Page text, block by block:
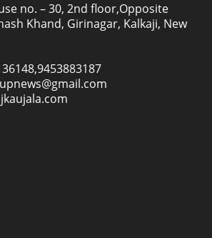
no. – 30, 2nd floor,Opposite
Khand, Girinagar, Kalkaji, New